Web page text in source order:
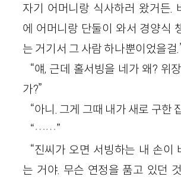
자기 어머니랑 식사하러 왔거든.
에 어머니랑 단둘이 와서 경양식
는 거기서 그 사람 하나뿐이었을걸
“얘, 근데 홀서빙을 네가 왜? 위
가?”
“아니. 그게 그때 내가 새로 구한
“……”
“진씨가 오면 서빙하는 내 손이
는 거야. 무슨 연정을 품고 있던